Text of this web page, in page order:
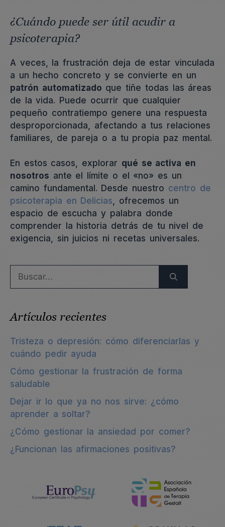
¿Cuándo puede ser útil acudir a
psicoterapia?
A veces, la frustración deja de estar vinculada
a un hecho concreto y se convierte en un
patrón automatizado que tiñe todas las áreas
de la vida. Puede ocurrir que cualquier
pequeño contratiempo genere una respuesta
desproporcionada, afectando a tus relaciones
familiares, de pareja o a tu propia paz mental.
En estos casos, explorar qué se activa en
nosotros ante el límite o el «no» es un
camino fundamental. Desde nuestro centro de
psicoterapia en Delicias, ofrecemos un
espacio de escucha y palabra donde
comprender la historia detrás de tu nivel de
exigencia, sin juicios ni recetas universales.
Artículos recientes
Tristeza o depresión: cómo diferenciarlas y
cuándo pedir ayuda
Cómo gestionar la frustración de forma
saludable
Dejar ir lo que ya no nos sirve: ¿cómo
aprender a soltar?
¿Cómo gestionar la ansiedad por comer?
¿Funcionan las afirmaciones positivas?